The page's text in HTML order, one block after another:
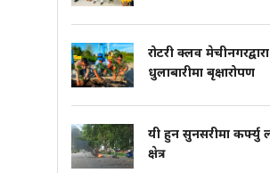
रोटरी क्लव मेचीनगरद्वारा
धुलाबारीमा बृक्षारोपण
यी हुन सुनसरीमा कर्फ्यु
क्षेत्र